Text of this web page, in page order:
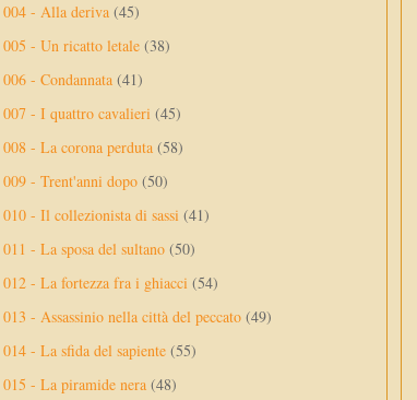
004 - Alla deriva (45)
005 - Un ricatto letale (38)
006 - Condannata (41)
007 - I quattro cavalieri (45)
008 - La corona perduta (58)
009 - Trent'anni dopo (50)
010 - Il collezionista di sassi (41)
011 - La sposa del sultano (50)
012 - La fortezza fra i ghiacci (54)
013 - Assassinio nella città del peccato (49)
014 - La sfida del sapiente (55)
015 - La piramide nera (48)